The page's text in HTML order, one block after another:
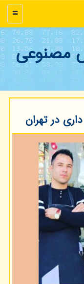
منو
مصنوعی
در تهران